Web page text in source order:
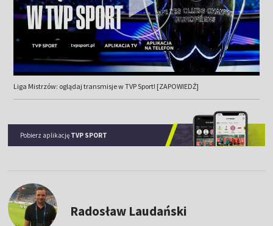
Liga Mistrzów: oglądaj transmisje w TVP Sport! [ZAPOWIEDŹ]
Pobierz aplikację TVP SPORT
Radosław Laudański